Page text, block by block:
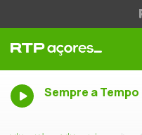
Sempre a Tempo